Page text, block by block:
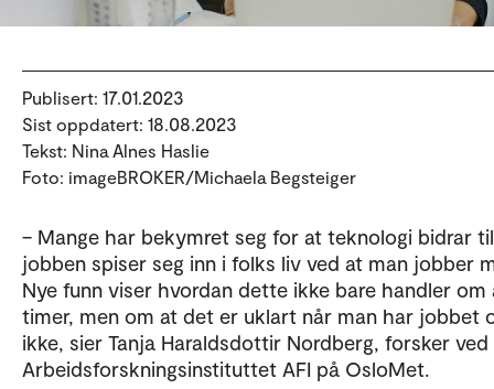
Publisert: 17.01.2023
Sist oppdatert: 18.08.2023
Tekst: Nina Alnes Haslie
Foto: imageBROKER/Michaela Begsteiger
– Mange har bekymret seg for at teknologi bidrar
jobben spiser seg inn i folks liv ved at man jobber
Nye funn viser hvordan dette ikke bare handler om
timer, men om at det er uklart når man har jobbet
ikke, sier Tanja Haraldsdottir Nordberg, forsker ved
Arbeidsforskningsinstituttet AFI på OsloMet.